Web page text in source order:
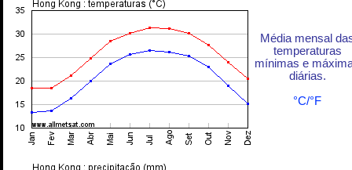
Média mensal
temperaturas
mínimas e
diárias.
°C/°F